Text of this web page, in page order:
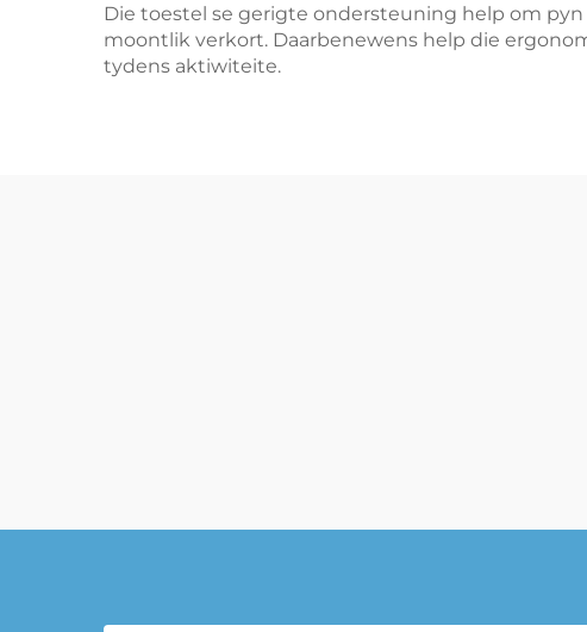
Die toestel se gerigte ondersteuning help om
moontlik verkort. Daarbenewens help die
tydens aktiwiteite.